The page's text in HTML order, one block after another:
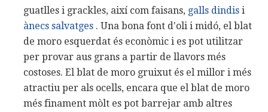
guatlles i grackles, així com faisans, galls dindis i
ànecs salvatges . Una bona font d'oli i midó, el blat
de moro esquerdat és econòmic i es pot utilitzar
per provar aus grans a partir de llavors més
costoses. El blat de moro gruixut és el millor i més
atractiu per als ocells, encara que el blat de moro
més finament mòlt es pot barrejar amb altres